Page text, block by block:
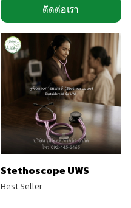
ติดต่อเรา
Stethoscope UWS
Best Seller